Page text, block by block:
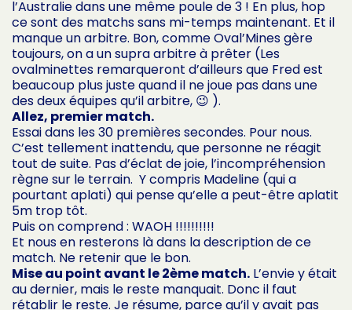
l’Australie dans une même poule de 3 ! En plus, hop
ce sont des matchs sans mi-temps maintenant. Et il
manque un arbitre. Bon, comme Oval’Mines gère
toujours, on a un supra arbitre à prêter (Les
ovalminettes remarqueront d’ailleurs que Fred est
beaucoup plus juste quand il ne joue pas dans une
des deux équipes qu’il arbitre, 😉 ).
Allez, premier match.
Essai dans les 30 premières secondes. Pour nous.
C’est tellement inattendu, que personne ne réagit
tout de suite. Pas d’éclat de joie, l’incompréhension
règne sur le terrain. Y compris Madeline (qui a
pourtant aplati) qui pense qu’elle a peut-être aplatit
5m trop tôt.
Puis on comprend : WAOH !!!!!!!!!!
Et nous en resterons là dans la description de ce
match. Ne retenir que le bon.
Mise au point avant le 2ème match. L’envie y était
au dernier, mais le reste manquait. Donc il faut
rétablir le reste. Je résume, parce qu’il y avait pas